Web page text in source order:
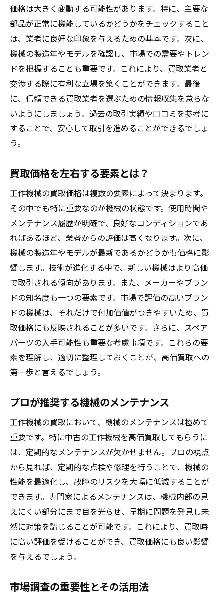
信頼できる買取業者の選び方と注意点
業者選びで確認すべき信頼性の指標
口コミや評判の効果的な活用法
買取経験の豊富な業者を見分ける方法
契約前に必ず確認するべき契約内容
不誠実な業者を見分けるための注意点
業者とのコミュニケーションの重要性
工作機械買取での事前準備が成功を左右する理
事前に知っておくべき市場価格の調査方法
売却のタイミングを見極めるコツ
買取の交渉を有利に進めるための資料作成
機械の履歴と使用記録の整理
準備不足が招くリスクとその対策
最大限の価値を引き出すための機械のコンディ
ション調整術
プロによる定期メンテナンスの必要性
部品交換で価値を高めるテクニック
外観クリーニングで印象を良くする方法
内部洗浄の効果とその実践法
使用マニュアルに従った調整の重要性
買取業者選びの鍵となる重要な質問とは
業者に確認すべき基本的な質問事項
買取価格の決定プロセスに関する質問
手数料や追加料金の有無を確認する
買取後のサポート体制について
引き取り方法と時期に関する質問
契約解除条件の確認とその重要性
工作機械買取のプロセスをスムーズに進めるコ
ツ
買取手続きの流れを理解する
業者とのスケジュール調整のポイント
価格は大きく変動する可能性があります。特に、主要な
部品が正常に機能しているかどうかをチェックすること
は、業者に良好な印象を与えるための基本です。次に、
機械の製造年やモデルを確認し、市場での需要やトレン
ドを把握することも重要です。これにより、買取業者と
交渉する際に有利な立場を築くことができます。最後
に、信頼できる買取業者を選ぶための情報収集を怠らな
いようにしましょう。過去の取引実績や口コミを参考に
することで、安心して取引を進めることができるでしょ
う。
買取価格を左右する要素とは？
工作機械の買取価格は複数の要素によって決まります。
その中でも特に重要なのが機械の状態です。使用時間や
メンテナンス履歴が明確で、良好なコンディションであ
ればあるほど、業者からの評価は高くなります。次に、
機械の製造年やモデルが最新であるかどうかも価格に影
響します。技術が進化する中で、新しい機械はより高価
で取引される傾向があります。また、メーカーやブラン
ドの知名度も一つの要素です。市場で評価の高いブラン
ドの機械は、それだけで付加価値がつきやすいため、買
取価格にも反映されることが多いです。さらに、スペア
パーツの入手可能性も重要な考慮事項です。これらの要
素を理解し、適切に整理しておくことが、高価買取への
第一歩と言えるでしょう。
プロが推奨する機械のメンテナンス
工作機械の買取において、機械のメンテナンスは極めて
重要です。特に中古の工作機械を高価買取してもらうに
は、定期的なメンテナンスが欠かせません。プロの視点
から見れば、定期的な点検や修理を行うことで、機械の
性能を最適化し、故障のリスクを大幅に低減することが
できます。専門家によるメンテナンスは、機械内部の見
えにくい部分にまで目を光らせ、早期に問題を発見し未
然に対策を講じることが可能です。これにより、買取時
に高い評価を受けることができ、買取価格にも良い影響
を与えるでしょう。
市場調査の重要性とその活用法